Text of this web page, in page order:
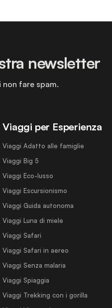
Viaggi per Esperienza
Viaggi Adatto alle famiglie
Viaggi Big 5
Viaggi Eco-lusso
Viaggi Escursionismo
Viaggi Guida autonoma
Viaggi Luna di miele
Viaggi Safari
Viaggi Safari in aereo
Viaggi Senza malaria
Viaggi Spiaggia
Viaggi Trekking con i gorilla
newsletter
fare spam.